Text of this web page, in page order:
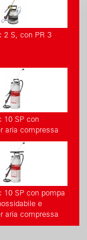
2 S, con PR 3
10 SP con
aria compressa
10 SP con pompa
e
aria compressa